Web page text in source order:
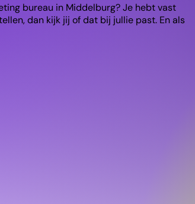
bureau in Middelburg? Je hebt vast
dan kijk jij of dat bij jullie past. En als